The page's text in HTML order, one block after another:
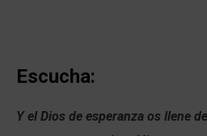
Escucha:
Y el Dios de esperanza os llene